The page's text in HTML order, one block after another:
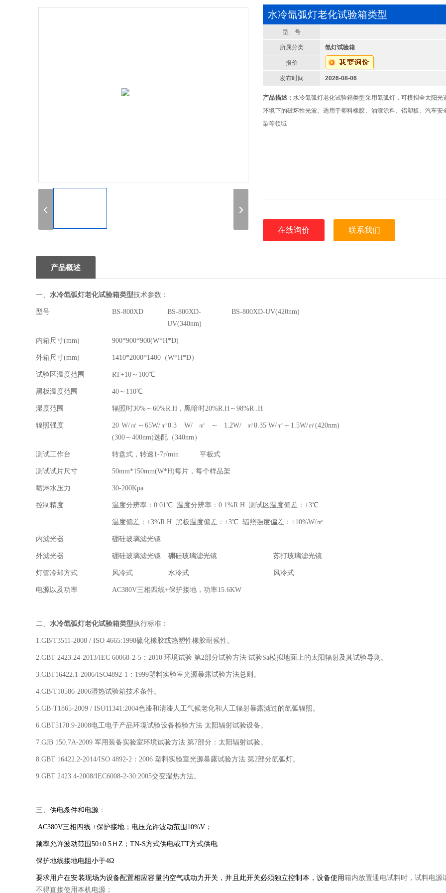
水冷氙弧灯老化试验箱类型
型 号
所属分类 氙灯试验箱
报价
发布时间 2026-08-06
产品描述： 水冷氙弧灯老化试验箱类型采用氙弧灯，可模拟全太阳光
环境下的破坏性光波。适用于塑料橡胶、油漆涂料、铝塑板、汽车安
染等领域
在线询价 联系我们
产品概述
一、 水冷氙弧灯老化试验箱类型技术参数：
型号 BS-800XD
BS-800XD-
UV(340nm)
BS-800XD-UV(420nm)
内箱尺寸(mm) 900*900*900(W*H*D)
外箱尺寸(mm) 1410*2000*1400（W*H*D）
试验区温度范围 RT+10～100℃
黑板温度范围 40～110℃
湿度范围 辐照时30%～60%R.H，黑暗时20%R.H～98%R .H
辐照强度
20 W/㎡～65W/㎡
(300～400nm)选配
0.3 W/㎡～1.2W/㎡
（340nm）
0.35 W/㎡～1.5W/㎡(420nm)
测试工作台 转盘式，转速1-7r/min 平板式
测试试片尺寸 50mm*150mm(W*H)每片，每个样品架
喷淋水压力 30-200Kpa
控制精度 温度分辨率：0.01℃ 温度分辨率：0.1%R.H 测试区温度偏差：±3℃
温度偏差：±3%R.H 黑板温度偏差：±3℃ 辐照强度偏差：±10%W/㎡
内滤光器 硼硅玻璃滤光镜
外滤光器 硼硅玻璃滤光镜 硼硅玻璃滤光镜 苏打玻璃滤光镜
灯管冷却方式 风冷式 水冷式 风冷式
电源以及功率 AC380V三相四线+保护接地，功率15.6KW
二、 水冷氙弧灯老化试验箱类型执行标准：
1.GB/T3511-2008 / ISO 4665:1998硫化橡胶或热塑性橡胶耐候性。
2.GBT 2423.24-2013/IEC 60068-2-5：2010 环境试验 第2部分试验方法 试验Sa模拟地面上的太阳辐射及其试验导则。
3.GBT16422.1-2006/ISO4892-1：1999塑料实验室光源暴露试验方法总则。
4.GB/T10586-2006湿热试验箱技术条件。
5.GB-T1865-2009 / ISO11341:2004色漆和清漆人工气候老化和人工辐射暴露滤过的氙弧辐照。
6.GBT5170.9-2008电工电子产品环境试验设备检验方法 太阳辐射试验设备。
7.GJB 150.7A-2009 军用装备实验室环境试验方法 第7部分：太阳辐射试验。
8.GBT 16422.2-2014/ISO 4892-2：2006 塑料实验室光源暴露试验方法 第2部分氙弧灯。
9.GBT 2423.4-2008/IEC6008-2-30:2005交变湿热方法。
三、 供电条件和电源 ：
AC380V三相四线 +保护接地；电压允许波动范围10%V；
频率允许波动范围50±0.5ＨZ；TN-S方式供电或TT方式供电
保护地线接地电阻小于4Ω
要求用户在安装现场为设备配置相应容量的空气或动力开关，并且此开关必须独立控制本，设备使用箱内放置通电试料时，试料电源
不得直接使用本机电源；